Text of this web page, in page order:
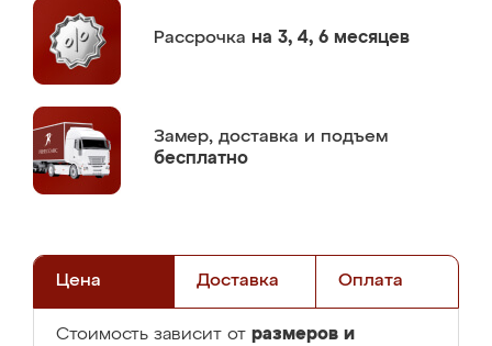
Рассрочка на 3, 4, 6 месяцев
Замер, доставка и подъем
бесплатно
Цена Доставка Оплата
Стоимость зависит от размеров и